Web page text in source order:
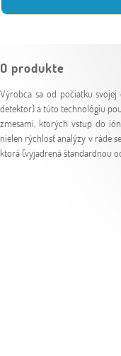
O produkte
Výrobca sa od počiatku svojej
detektor) a túto technológiu
zmesami, ktorých vstup do
nielen rýchlosť analýzy v ráde
ktorá (vyjadrená štandardnou